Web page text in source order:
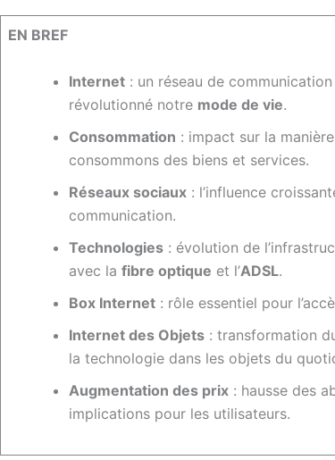
EN BREF
Internet : un réseau de
révolutionné notre mode de vie.
Consommation : impact sur la
consommons des biens et services.
Réseaux sociaux : l’influence
communication.
Technologies : évolution de
avec la fibre optique et l’ADSL.
Box Internet : rôle essentiel pour
Internet des Objets : transformation
la technologie dans les objets du
Augmentation des prix : hausse des
implications pour les utilisateurs.